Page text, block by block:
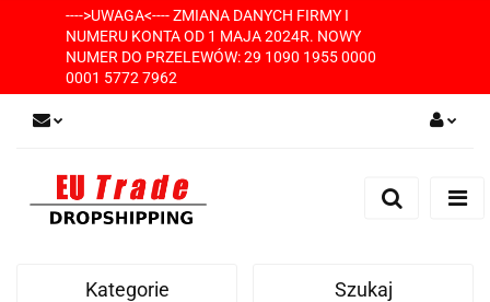
---->UWAGA<---- ZMIANA DANYCH FIRMY I
NUMERU KONTA OD 1 MAJA 2024R. NOWY
NUMER DO PRZELEWÓW: 29 1090 1955 0000
0001 5772 7962
Zarejestruj się
Kategorie Szukaj